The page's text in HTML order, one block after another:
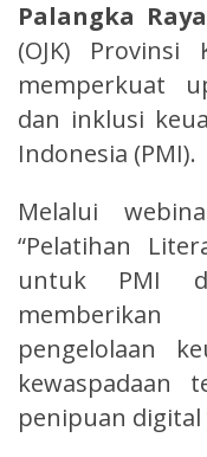
Palangka Raya
(OJK) Provinsi
memperkuat
dan inklusi
Indonesia (PMI).
Melalui
“Pelatihan
untuk PMI
memberikan
pengelolaan
kewaspadaan
penipuan digital